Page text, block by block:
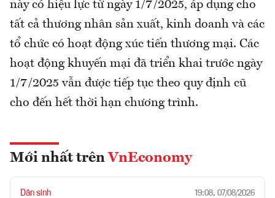
này có hiệu lực từ ngày 1/7/2025, áp dụng cho
tất cả thương nhân sản xuất, kinh doanh và các
tổ chức có hoạt động xúc tiến thương mại. Các
hoạt động khuyến mại đã triển khai trước ngày
1/7/2025 vẫn được tiếp tục theo quy định cũ
cho đến hết thời hạn chương trình.
Mới nhất trên VnEconomy
Dân sinh 19:08, 07/08/2026